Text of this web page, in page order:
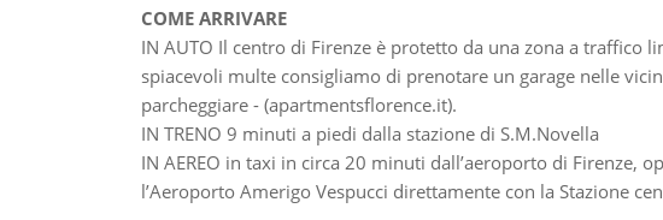
COME ARRIVARE
IN AUTO Il centro di Firenze è protetto da una zona a traffico
spiacevoli multe consigliamo di prenotare un garage nelle
parcheggiare - (apartmentsflorence.it).
IN TRENO 9 minuti a piedi dalla stazione di S.M.Novella
IN AEREO in taxi in circa 20 minuti dall’aeroporto di Firenze,
l’Aeroporto Amerigo Vespucci direttamente con la Stazione